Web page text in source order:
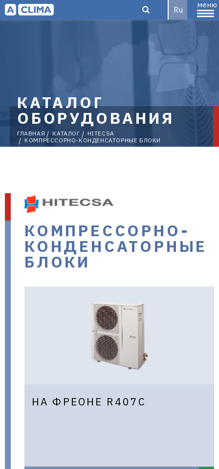
климатического
оборудования
в Украине |
aclima.com.ua
Ru
меню
КАТАЛОГ
ОБОРУДОВАНИЯ
ГЛАВНАЯ КАТАЛОГ
HITECSA
КОМПРЕССОРНО-КОНДЕНСАТОРНЫЕ БЛОКИ
КОМПРЕССОРНО-
КОНДЕНСАТОРНЫЕ
БЛОКИ
НА ФРЕОНЕ R407C